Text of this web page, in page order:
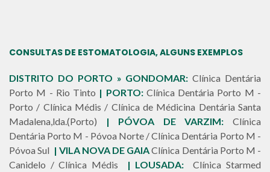
CONSULTAS DE ESTOMATOLOGIA, ALGUNS EXEMPLOS
DISTRITO DO PORTO » GONDOMAR: Clínica Dentária
Porto M - Rio Tinto | PORTO:Clínica Dentária Porto M -
Porto / Clínica Médis / Clínica de Médicina Dentária Santa
Madalena,lda.(Porto)
| PÓVOA DE VARZIM:Clínica
Dentária Porto M - Póvoa Norte / Clínica Dentária Porto M -
Póvoa Sul | VILA NOVA DE GAIAClínica Dentária Porto M -
Canidelo / Clínica Médis
| LOUSADA:
Clínica Starmed